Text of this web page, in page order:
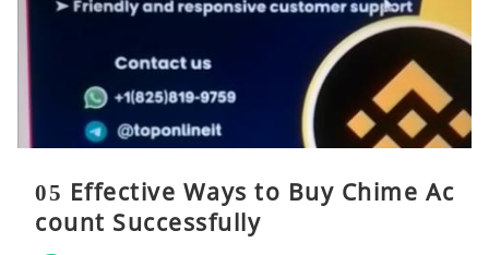
05 Effective Ways to Buy Chime Ac
count Successfully